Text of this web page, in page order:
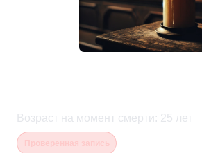
Возраст на момент смерти : 25 лет